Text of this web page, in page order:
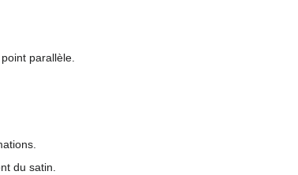
parallèle.
du satin.